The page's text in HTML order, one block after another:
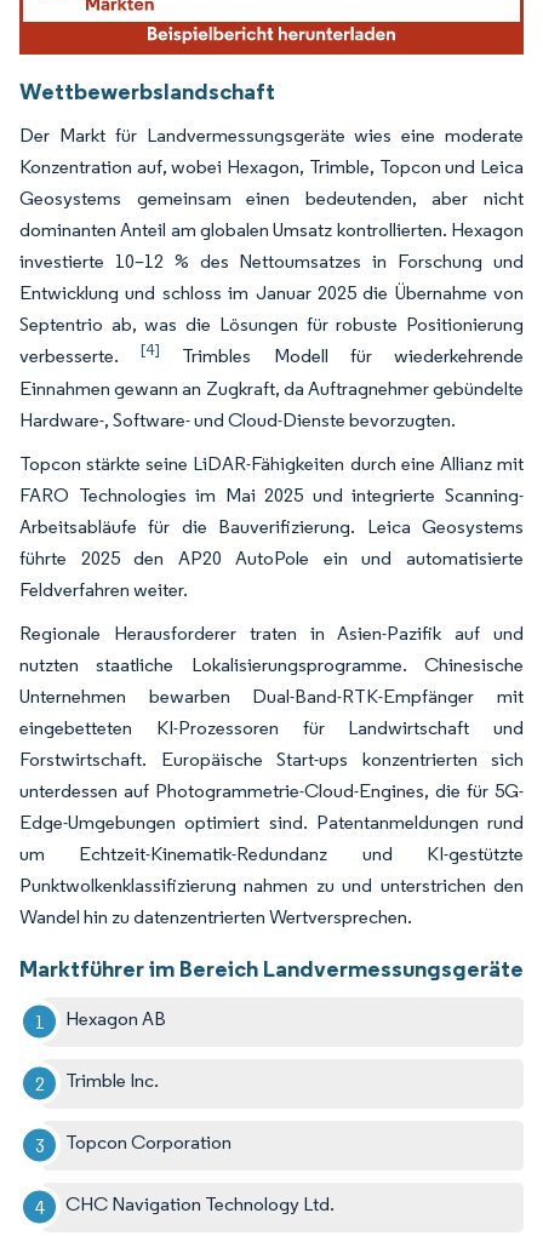
Wettbewerbslandschaft
Der Markt für Landvermessungsgeräte wies eine moderate
Konzentration auf, wobei Hexagon, Trimble, Topcon und Leica
Geosystems gemeinsam einen bedeutenden, aber nicht
dominanten Anteil am globalen Umsatz kontrollierten. Hexagon
investierte 10–12 % des Nettoumsatzes in Forschung und
Entwicklung und schloss im Januar 2025 die Übernahme von
Septentrio ab, was die Lösungen für robuste Positionierung
verbesserte.[4]
Trimbles Modell für wiederkehrende
Einnahmen gewann an Zugkraft, da Auftragnehmer gebündelte
Hardware-, Software- und Cloud-Dienste bevorzugten.
Topcon stärkte seine LiDAR-Fähigkeiten durch eine Allianz mit
FARO Technologies im Mai 2025 und integrierte Scanning-
Arbeitsabläufe für die Bauverifizierung. Leica Geosystems
führte 2025 den AP20 AutoPole ein und automatisierte
Feldverfahren weiter.
Regionale Herausforderer traten in Asien-Pazifik auf und
nutzten staatliche Lokalisierungsprogramme. Chinesische
Unternehmen bewarben Dual-Band-RTK-Empfänger mit
eingebetteten KI-Prozessoren für Landwirtschaft und
Forstwirtschaft. Europäische Start-ups konzentrierten sich
unterdessen auf Photogrammetrie-Cloud-Engines, die für 5G-
Edge-Umgebungen optimiert sind. Patentanmeldungen rund
um Echtzeit-Kinematik-Redundanz und KI-gestützte
Punktwolkenklassifizierung nahmen zu und unterstrichen den
Wandel hin zu datenzentrierten Wertversprechen.
Marktführer im Bereich Landvermessungsgeräte
Hexagon AB
Trimble Inc.
Topcon Corporation
CHC Navigation Technology Ltd.